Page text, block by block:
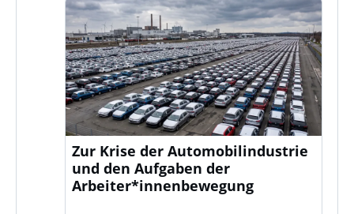
Zur Krise der Automobilindustrie
und den Aufgaben der
Arbeiter*innenbewegung